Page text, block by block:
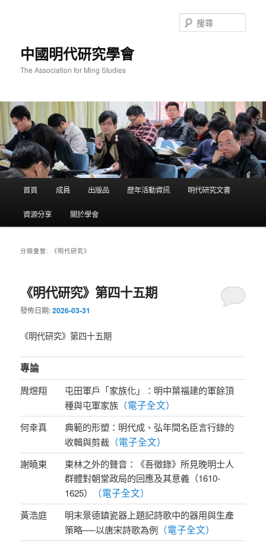
中國明代研究學會
The Association for Ming Studies
尋
首頁 成員 出版品 歷年活動資訊 明代研究文書
資源分享 關於學會
分類彙整: 《明代研究》
《明代研究》第四十五期
發佈日期:2026-03-31
《明代研究》第四十五期
專論
周煜翔
屯田軍戶「家族化」：明中葉福建的軍餘頂
種與屯軍家族 （電子全文）
何幸真
典範的形塑：明代成、弘年間名臣言行錄的
收輯與剪裁 （電子全文）
謝曉東
東林之外的聲音：《吾徵錄》所見晚明士人
群體對朝堂政局的回應及其意義（1610-
1625）
（電子全文）
黃浩庭
明末景德鎮瓷器上題記詩歌中的器用與生產
策略──以唐宋詩歌為例 （電子全文）